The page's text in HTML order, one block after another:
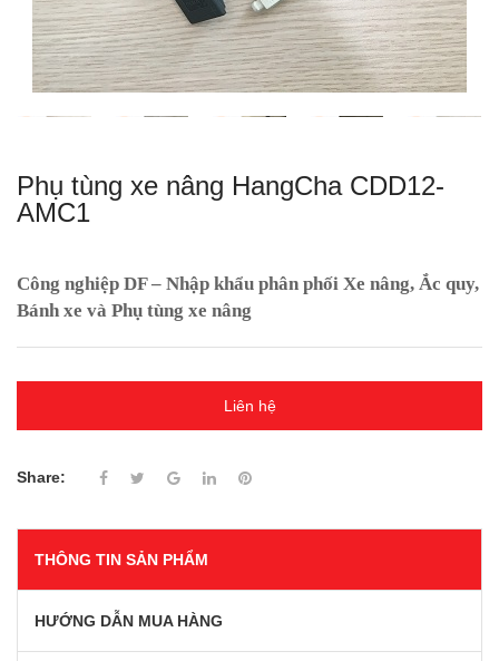
Phụ tùng xe nâng HangCha CDD12-
AMC1
Công nghiệp DF – Nhập khẩu phân phối Xe nâng, Ắc quy,
Bánh xe và Phụ tùng xe nâng
Liên hệ
Share:
THÔNG TIN SẢN PHẨM
HƯỚNG DẪN MUA HÀNG